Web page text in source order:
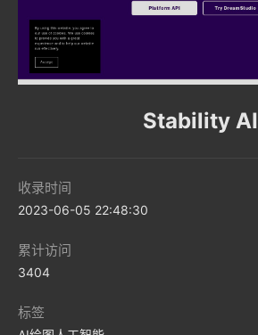
Stability AI
收录时间
2023-06-05 22:48:30
累计访问
3404
标签